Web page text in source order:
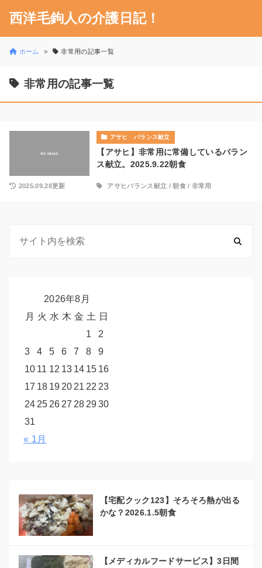
西洋毛鉤人の介護日記！
ホーム 非常用の記事一覧
非常用の記事一覧
アサヒ バランス献立
【アサヒ】非常用に常備しているバラン
ス献立。2025.9.22朝食
2025.09.28更新 アサヒバランス献立 /朝食/ 非常用
2026年8月
月 火 水 木 金 土 日
1
2
3
4 5 6 7 8
9
10 11 12 13 14 15 16
17 18 19 20 21 22 23
24 25 26 27 28 2930
31
« 1月
【宅配クック123】そろそろ熱が出る
かな？2026.1.5朝食
【メディカルフードサービス】3日間